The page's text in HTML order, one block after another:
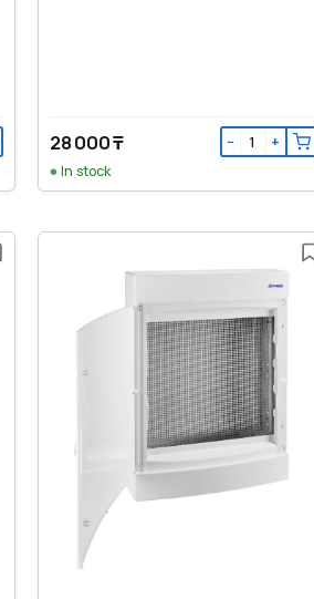
28 000 ₸ − +
In stock